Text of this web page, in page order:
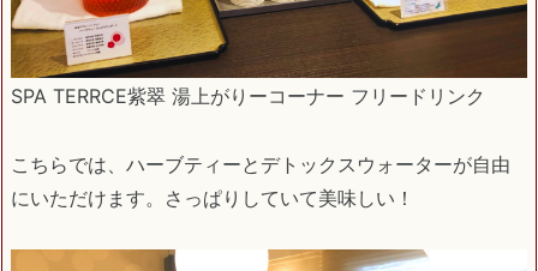
SPA TERRCE紫翠 湯上がりーコーナー フリードリンク
こちらでは、ハーブティーとデトックスウォーターが自由
にいただけます。さっぱりしていて美味しい！